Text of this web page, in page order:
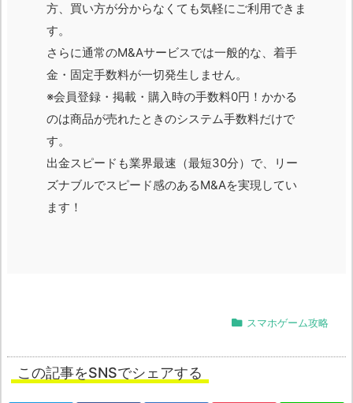
方、買い方が分からなくても気軽にご利用できま
す。
さらに通常のM&Aサービスでは一般的な、着手
金・固定手数料が一切発生しません。
※会員登録・掲載・購入時の手数料0円！かかる
のは商品が売れたときのシステム手数料だけで
す。
出金スピードも業界最速（最短30分）で、リー
ズナブルでスピード感のあるM&Aを実現してい
ます！
スマホゲーム攻略
この記事をSNSでシェアする